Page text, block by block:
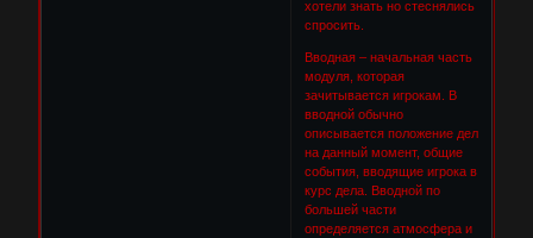
хотели знать но стеснялись
спросить.
Вводная – начальная часть
модуля, которая
зачитывается игрокам. В
вводной обычно
описывается положение дел
на данный момент, общие
события, вводящие игрока в
курс дела. Вводной по
большей части
определяется атмосфера и